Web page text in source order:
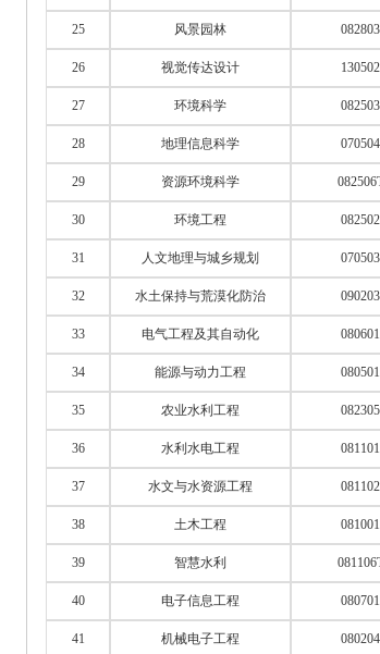
25 风景园林 082803
26 视觉传达设计 130502
27 环境科学 082503
28 地理信息科学 070504
29 资源环境科学
30 环境工程 082502
31 人文地理与城乡规划 070503
32 水土保持与荒漠化防治 090203
33 电气工程及其自动化 080601
34 能源与动力工程 080501
35 农业水利工程 082305
36 水利水电工程 081101
37 水文与水资源工程 081102
38 土木工程 081001
39 智慧水利
40 电子信息工程 080701
41 机械电子工程 080204